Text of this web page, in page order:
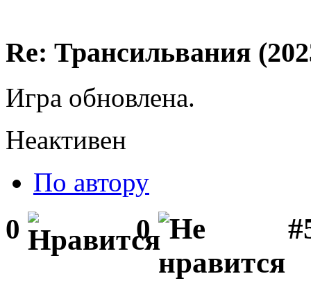
Re: Трансильвания
Игра обновлена.
Неактивен
По автору
0 0